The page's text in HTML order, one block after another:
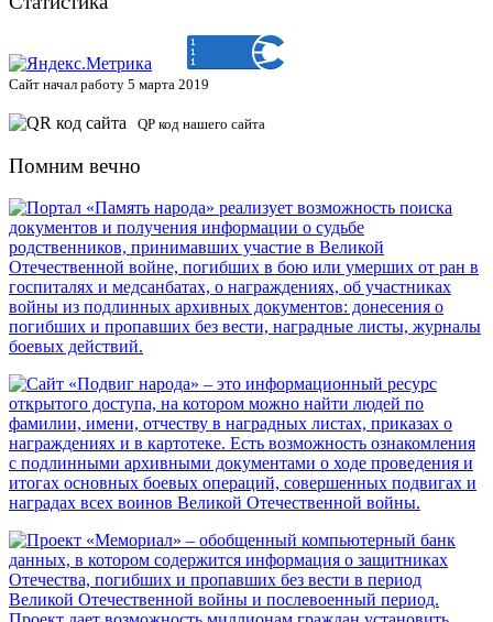
Сайт начал работу 5 марта 2019
QP код нашего сайта
Помним вечно